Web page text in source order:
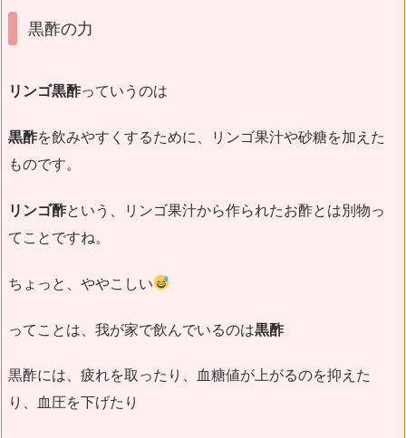
黒酢の力
リンゴ黒酢っていうのは
黒酢を飲みやすくするために、リンゴ果汁や砂糖を加えた
ものです。
リンゴ酢という、リンゴ果汁から作られたお酢とは別物っ
てことですね。
ちょっと、ややこしい
ってことは、我が家で飲んでいるのは黒酢
黒酢には、疲れを取ったり、血糖値が上がるのを抑えた
り、血圧を下げたり